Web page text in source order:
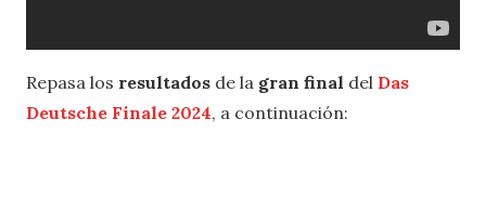
Repasa los resultados de la gran final del Das
Deutsche Finale 2024, a continuación: